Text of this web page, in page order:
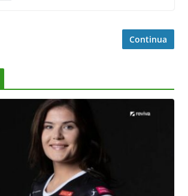
Continua